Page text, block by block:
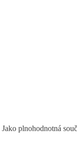
Jako plnohodnotná